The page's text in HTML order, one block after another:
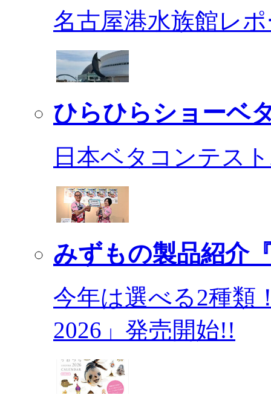
名古屋港水族館レ
ひらひらショーベ
日本ベタコンテス
みずもの製品紹介
今年は選べる2種類
2026」発売開始!!